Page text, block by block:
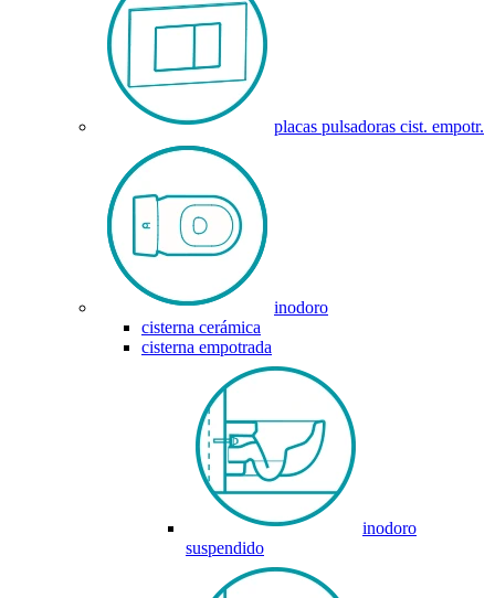
placas pulsadoras cist. empotr.
inodoro
cisterna cerámica
cisterna empotrada
inodoro
suspendido